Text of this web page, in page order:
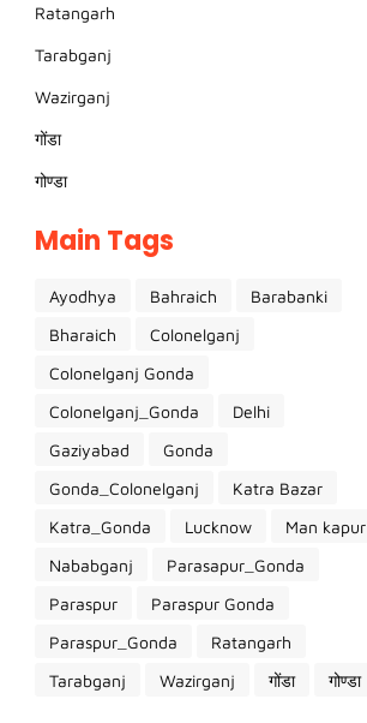
Ratangarh
Tarabganj
Wazirganj
गोंडा
गोण्डा
Main Tags
Ayodhya Bahraich
Barabanki
Bharaich
Colonelganj
Colonelganj Gonda
Colonelganj_Gonda
Delhi
Gaziyabad
Gonda
Gonda_Colonelganj
Katra Bazar
Katra_Gonda
Lucknow
Man kapur
Nababganj
Parasapur_Gonda
Paraspur
Paraspur Gonda
Paraspur_Gonda
Ratangarh
Tarabganj
Wazirganj गोंडा गोण्डा